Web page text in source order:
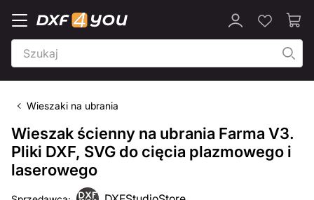
Wieszaki na ubrania
Wieszak ścienny na ubrania Farma V3.
Pliki DXF, SVG do cięcia plazmowego i
laserowego